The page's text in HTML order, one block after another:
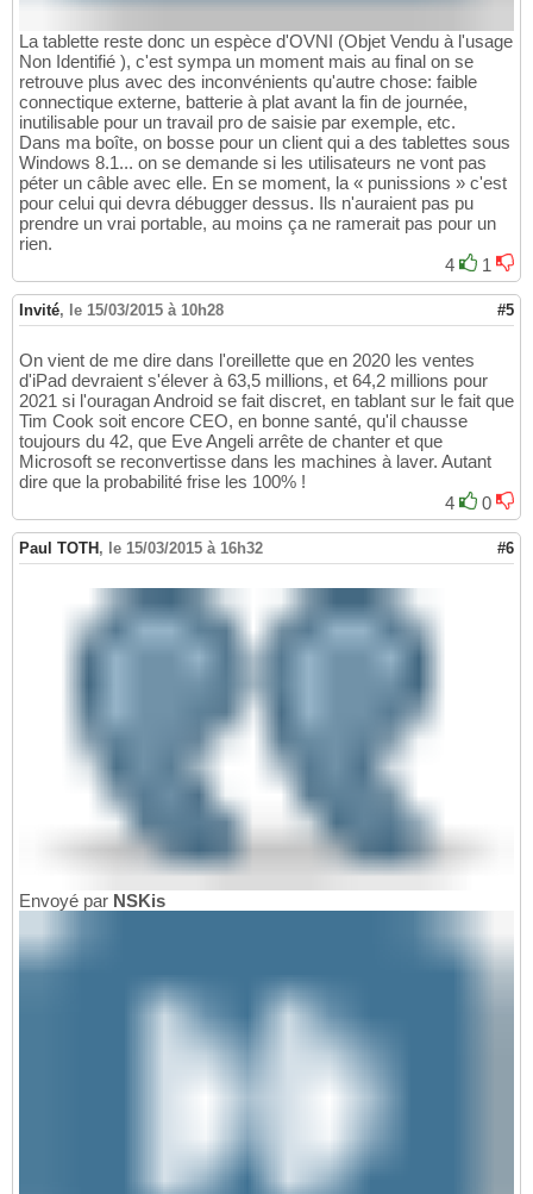
La tablette reste donc un espèce d'OVNI (Objet Vendu à l'usage
Non Identifié ), c'est sympa un moment mais au final on se
retrouve plus avec des inconvénients qu'autre chose: faible
connectique externe, batterie à plat avant la fin de journée,
inutilisable pour un travail pro de saisie par exemple, etc.
Dans ma boîte, on bosse pour un client qui a des tablettes sous
Windows 8.1... on se demande si les utilisateurs ne vont pas
péter un câble avec elle. En se moment, la « punissions » c'est
pour celui qui devra débugger dessus. Ils n'auraient pas pu
prendre un vrai portable, au moins ça ne ramerait pas pour un
rien.
4
1
Invité, le 15/03/2015 à 10h28 #5
On vient de me dire dans l'oreillette que en 2020 les ventes
d'iPad devraient s'élever à 63,5 millions, et 64,2 millions pour
2021 si l'ouragan Android se fait discret, en tablant sur le fait que
Tim Cook soit encore CEO, en bonne santé, qu'il chausse
toujours du 42, que Eve Angeli arrête de chanter et que
Microsoft se reconvertisse dans les machines à laver. Autant
dire que la probabilité frise les 100% !
4
0
Paul TOTH , le 15/03/2015 à 16h32 #6
Envoyé par NSKis